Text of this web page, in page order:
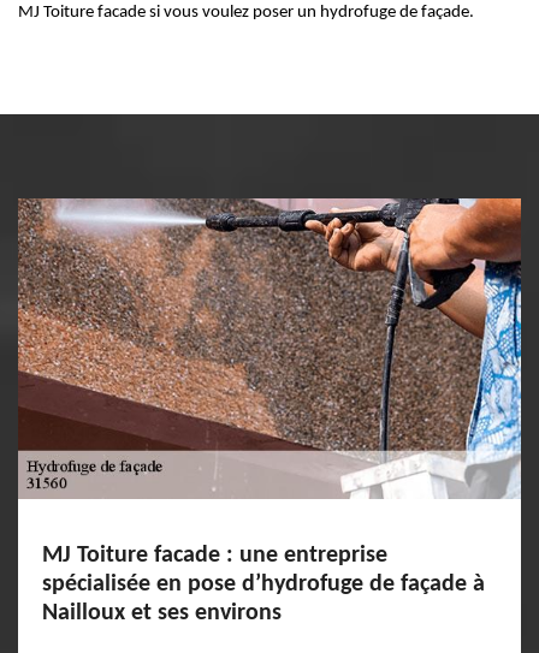
MJ Toiture facade si vous voulez poser un hydrofuge de façade.
MJ Toiture facade : une entreprise
spécialisée en pose d’hydrofuge de façade à
Nailloux et ses environs